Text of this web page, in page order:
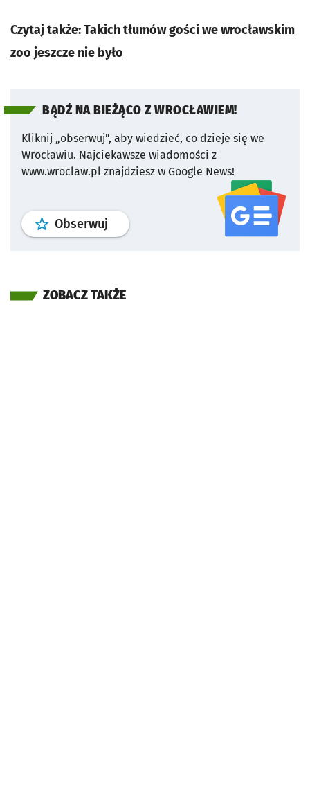
Czytaj także:Takich tłumów gości we wrocławskim
zoo jeszcze nie było
BĄDŹ NA BIEŻĄCO Z WROCŁAWIEM!
Kliknij „obserwuj”, aby wiedzieć, co dzieje się we
Wrocławiu. Najciekawsze wiadomości z
www.wroclaw.pl znajdziesz w Google News!
Obserwuj profil serwisu
ZOBACZ TAKŻE